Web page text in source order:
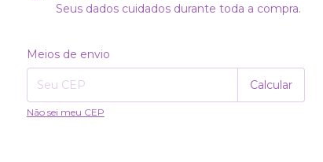
Seus dados cuidados durante toda a compra.
Entregas para o CEP:
Meios de envio
Calcular
Não sei meu CEP